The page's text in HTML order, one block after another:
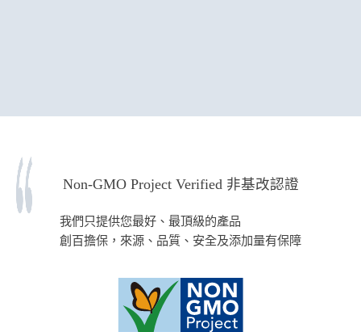
Non-GMO Project Verified 非基改認證
我們只提供您最好、最頂級的產品
創百擔保，來源、品質、安全及添加量有保障